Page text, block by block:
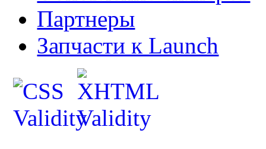
Партнеры
Запчасти к Launch